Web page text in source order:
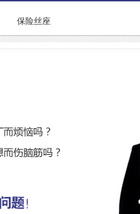
保险丝座